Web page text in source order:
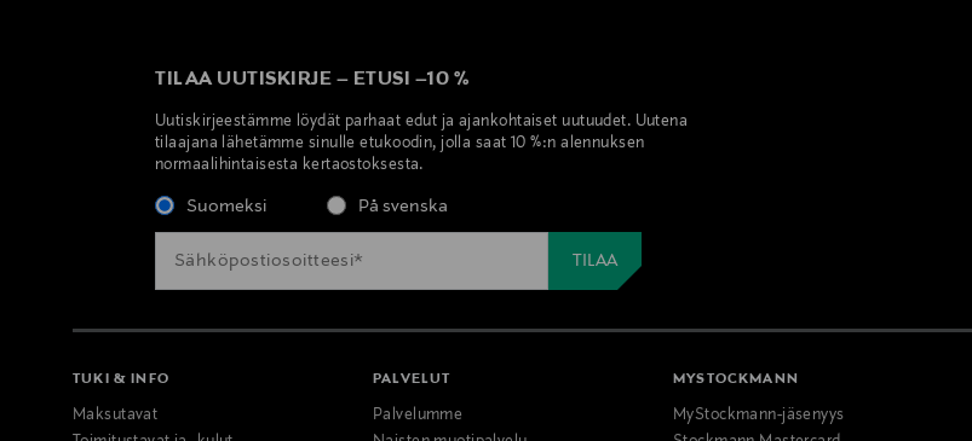
TILAA UUTISKIRJE – ETUSI –10 %
Uutiskirjeestämme löydät parhaat edut ja ajankohtaiset uutuudet. Uutena
tilaajana lähetämme sinulle etukoodin, jolla saat 10 %:n alennuksen
normaalihintaisesta kertaostoksesta.
Suomeksi På svenska
TUKI & INFO
Maksutavat
PALVELUT
Palvelumme
MYSTOCKMANN
MyStockmann-jäsenyys